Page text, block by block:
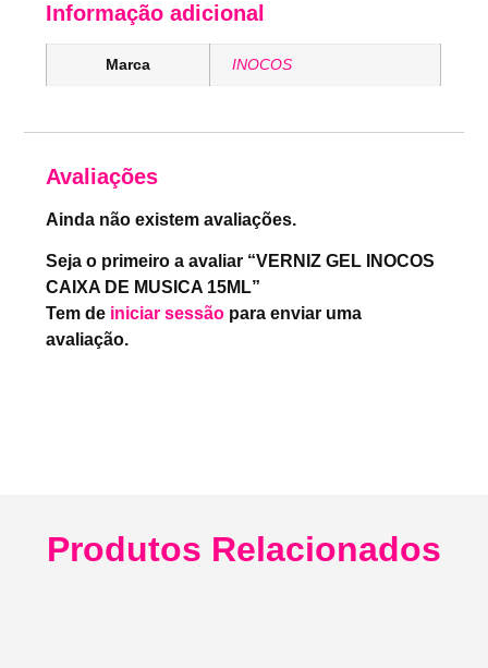
Informação adicional
Marca INOCOS
Avaliações
Ainda não existem avaliações.
Seja o primeiro a avaliar “VERNIZ GEL INOCOS
CAIXA DE MUSICA 15ML”
Tem de iniciar sessão para enviar uma
avaliação.
Produtos Relacionados